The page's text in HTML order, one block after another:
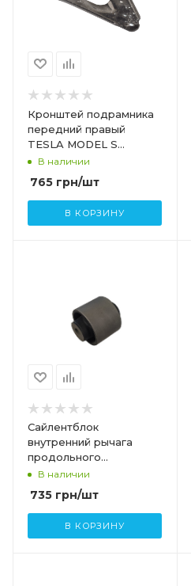
Кронштей подрамника
передний правый
TESLA MODEL S
6008490-00-A
В наличии
765 грн/шт
В КОРЗИНУ
Сайлентблок
внутренний рычага
продольного
переднего (банан)
нового образца TESLA
MODEL S,SR,X
В наличии
735 грн/шт
В КОРЗИНУ